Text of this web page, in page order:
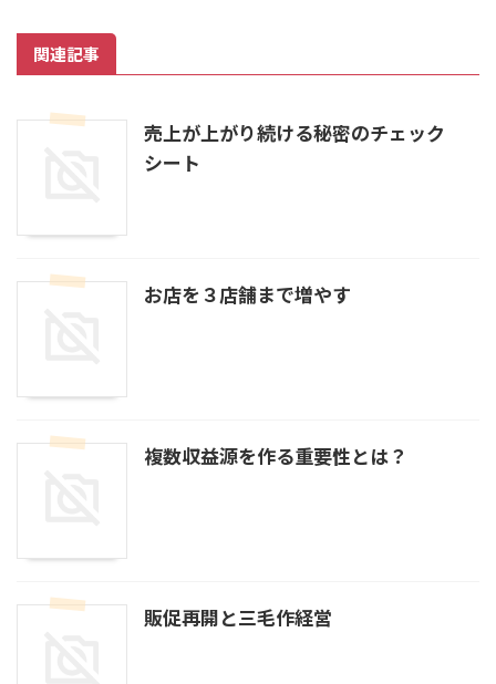
関連記事
売上が上がり続ける秘密のチェック
シート
お店を３店舗まで増やす
複数収益源を作る重要性とは？
販促再開と三毛作経営